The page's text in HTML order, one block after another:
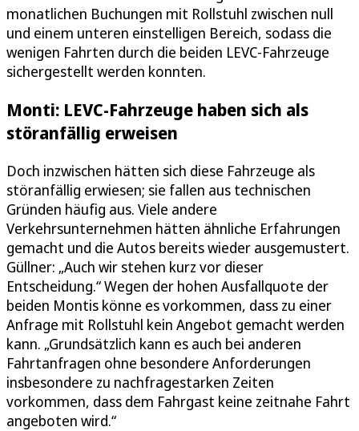
monatlichen Buchungen mit Rollstuhl zwischen null
und einem unteren einstelligen Bereich, sodass die
wenigen Fahrten durch die beiden LEVC-Fahrzeuge
sichergestellt werden konnten.
Monti: LEVC-Fahrzeuge haben sich als
störanfällig erweisen
Doch inzwischen hätten sich diese Fahrzeuge als
störanfällig erwiesen; sie fallen aus technischen
Gründen häufig aus. Viele andere
Verkehrsunternehmen hätten ähnliche Erfahrungen
gemacht und die Autos bereits wieder ausgemustert.
Güllner: „Auch wir stehen kurz vor dieser
Entscheidung.“ Wegen der hohen Ausfallquote der
beiden Montis könne es vorkommen, dass zu einer
Anfrage mit Rollstuhl kein Angebot gemacht werden
kann. „Grundsätzlich kann es auch bei anderen
Fahrtanfragen ohne besondere Anforderungen
insbesondere zu nachfragestarken Zeiten
vorkommen, dass dem Fahrgast keine zeitnahe Fahrt
angeboten wird.“